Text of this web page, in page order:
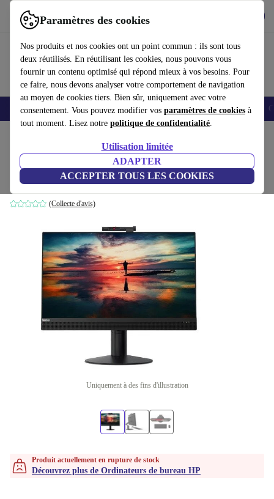
Paramètres des cookies
Nos produits et nos cookies ont un point commun : ils sont tous
deux réutilisés. En réutilisant les cookies, nous pouvons vous
fournir un contenu optimisé qui répond mieux à vos besoins. Pour
ce faire, nous devons analyser votre comportement de navigation
au moyen de cookies tiers. Bien sûr, uniquement avec votre
consentement. Vous pouvez modifier vos paramètres de cookies à
tout moment. Lisez notre politique de confidentialité.
Utilisation limitée
ADAPTER
ACCEPTER TOUS LES COOKIES
Utilisez refurbed rapidement et facilement
Smartphones Laptops Tablettes Montres connectées Accessoires
Lenovo ThinkCentre M920z AiO | 23.8"
i3-8100 | 8 GB | 256 GB SSD | Win 11 Pro | US
(Collecte d'avis)
Uniquement à des fins d'illustration
Produit actuellement en rupture de stock
Découvrez plus de Ordinateurs de bureau HP